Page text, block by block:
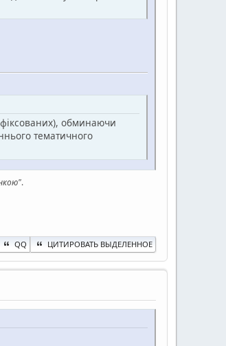
обминаючи
тематичного
.
QQ ЦИТИРОВАТЬ ВЫДЕЛЕННОЕ